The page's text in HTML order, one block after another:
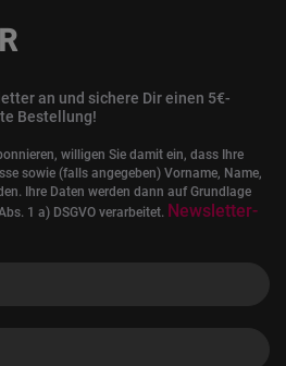
an und sichere Dir einen 5€-
Bestellung!
willigen Sie damit ein, dass Ihre
sowie (falls angegeben) Vorname, Name,
Ihre Daten werden dann auf Grundlage
1 a) DSGVO verarbeitet. Newsletter-